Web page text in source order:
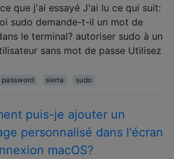
que j'ai essayé J'ai lu ce qui suit:
sudo demande-t-il un mot de
le terminal? autoriser sudo à un
sans mot de passe Utilisez
password sierra sudo
puis-je ajouter un
personnalisé dans l'écran
macOS?